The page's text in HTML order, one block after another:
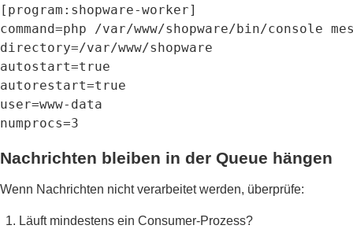
[program:shopware-worker]
command=php /var/www/shopware/bin/console
directory=/var/www/shopware
autostart=true
autorestart=true
user=www-data
numprocs=3
Nachrichten bleiben in der Queue hängen
Wenn Nachrichten nicht verarbeitet werden, überprüfe:
Läuft mindestens ein Consumer-Prozess?